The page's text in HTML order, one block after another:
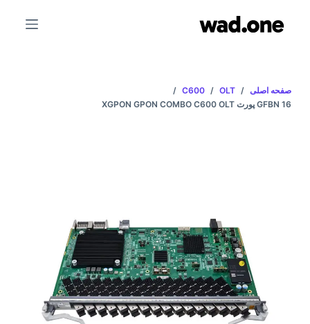
صفحه اصلی /
OLT
/
C600
/
GFBN 16 پورت XGPON GPON COMBO C600 OLT